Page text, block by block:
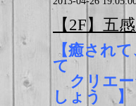
【2F】五
【癒され
て
クリエー
しょう 】